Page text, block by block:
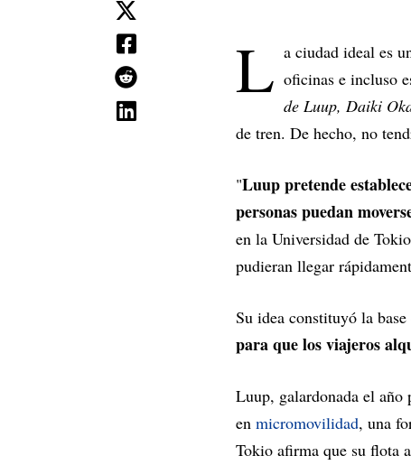
L a ciudad ideal es
oficinas e incluso
de Luup, Daiki
de tren. De hecho, no
"Luup pretende
personas puedan
en la Universidad de
pudieran llegar
Su idea constituyó la
para que los viajeros
Luup, galardonada el año
en micromovilidad, una
Tokio afirma que su flota